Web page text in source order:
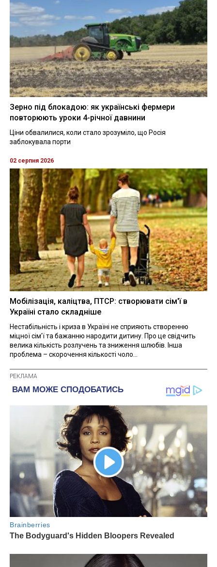
Зерно під блокадою: як українські фермери
повторюють уроки 4-річної давнини
Ціни обвалилися, коли стало зрозуміло, що Росія
заблокувала порти
02 серпня 2026
Мобілізація, каліцтва, ПТСР: створювати сім'ї в
Україні стало складніше
Нестабільність і криза в Україні не сприяють створенню
міцної сім'ї та бажанню народити дитину. Про це свідчить
велика кількість розлучень та зниження шлюбів. Інша
проблема – скорочення кількості чоло...